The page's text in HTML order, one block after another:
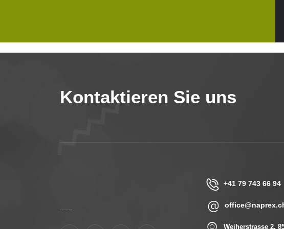
Kontaktieren Sie uns
+41 79 743 66 94
Weiherstrasse 2,